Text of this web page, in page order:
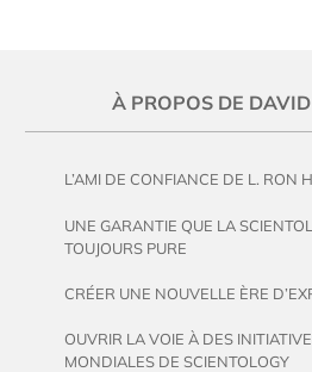
À PROPOS DE
L’AMI DE CONFIANCE DE L. RON
UNE GARANTIE QUE LA
TOUJOURS PURE
CRÉER UNE NOUVELLE ÈRE
OUVRIR LA VOIE À DES
MONDIALES DE SCIENTOLOGY